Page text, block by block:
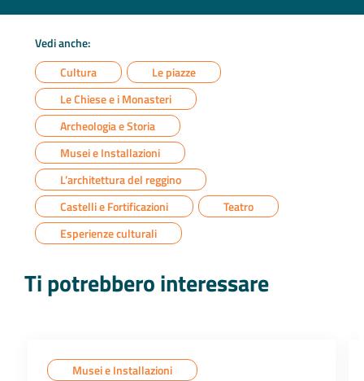
Vedi anche:
Cultura
Le piazze
Le Chiese e i Monasteri
Archeologia e Storia
Musei e Installazioni
L’architettura del reggino
Castelli e Fortificazioni
Teatro
Esperienze culturali
Ti potrebbero interessare
Musei e Installazioni